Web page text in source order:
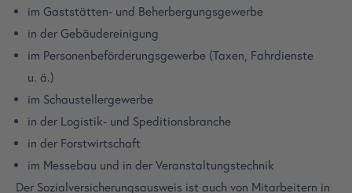
im Gaststätten- und Beherbergungsgewerbe
in der Gebäudereinigung
im Personenbeförderungsgewerbe (Taxen, Fahrdienste
u. ä.)
im Schaustellergewerbe
in der Logistik- und Speditionsbranche
in der Forstwirtschaft
im Messebau und in der Veranstaltungstechnik
Der Sozialversicherungsausweis ist auch von Mitarbeitern in